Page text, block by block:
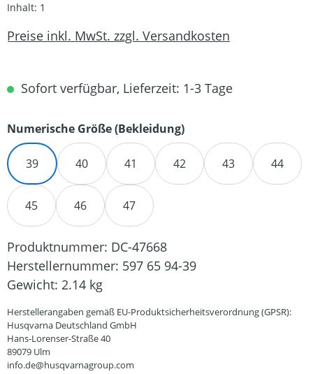
Inhalt: 1
Preise inkl. MwSt. zzgl. Versandkosten
Sofort verfügbar, Lieferzeit: 1-3 Tage
Numerische Größe (Bekleidung)auswählen
39 40 41 42 43 44
45 46 47
Produktnummer: DC-47668
Herstellernummer: 597 65 94-39
Gewicht: 2.14 kg
Herstellerangaben gemäß EU-Produktsicherheitsverordnung (GPSR):
Husqvarna Deutschland GmbH
Hans-Lorenser-Straße 40
89079 Ulm
info.de@husqvarnagroup.com